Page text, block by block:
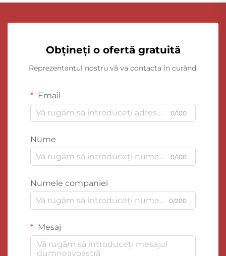
Obțineți o ofertă gratuită
Reprezentantul nostru vă va contacta în curând.
Email
0/100
Nume
0/100
Numele companiei
0/200
Mesaj